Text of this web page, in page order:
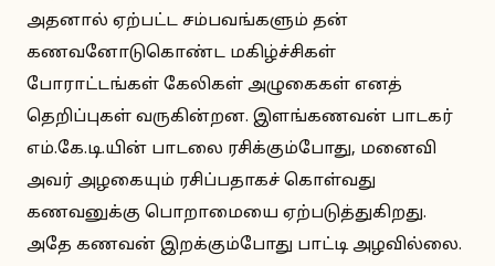
அதனால் ஏற்பட்ட சம்பவங்களும் தன்
கணவனோடுகொண்ட மகிழ்ச்சிகள்
போராட்டங்கள் கேலிகள் அழுகைகள் எனத்
தெறிப்புகள் வருகின்றன. இளங்கணவன் பாடகர்
எம்.கே.டி.யின் பாடலை ரசிக்கும்போது, மனைவி
அவர் அழகையும் ரசிப்பதாகச் கொள்வது
கணவனுக்கு பொறாமையை ஏற்படுத்துகிறது.
அதே கணவன் இறக்கும்போது பாட்டி அழவில்லை.